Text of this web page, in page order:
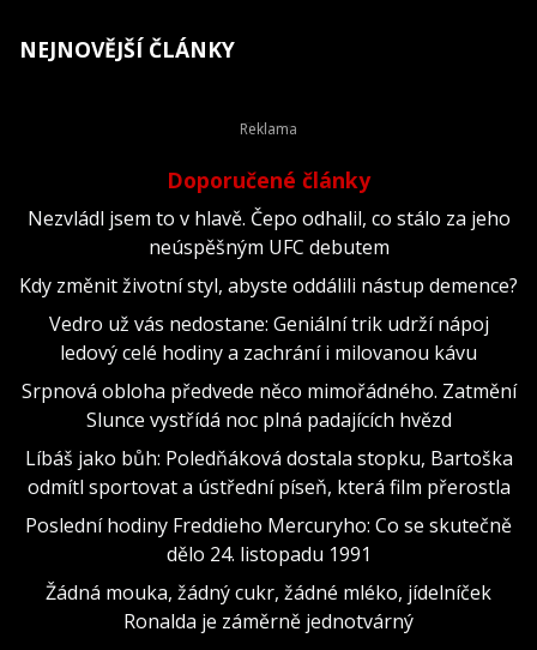
NEJNOVĚJŠÍ ČLÁNKY
Doporučené články
Nezvládl jsem to v hlavě. Čepo odhalil, co stálo za jeho
neúspěšným UFC debutem
Kdy změnit životní styl, abyste oddálili nástup demence?
Vedro už vás nedostane: Geniální trik udrží nápoj
ledový celé hodiny a zachrání i milovanou kávu
Srpnová obloha předvede něco mimořádného. Zatmění
Slunce vystřídá noc plná padajících hvězd
Líbáš jako bůh: Poledňáková dostala stopku, Bartoška
odmítl sportovat a ústřední píseň, která film přerostla
Poslední hodiny Freddieho Mercuryho: Co se skutečně
dělo 24. listopadu 1991
Žádná mouka, žádný cukr, žádné mléko, jídelníček
Ronalda je záměrně jednotvárný